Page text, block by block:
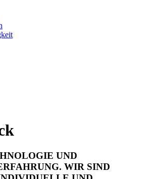
UND
WIR SIND